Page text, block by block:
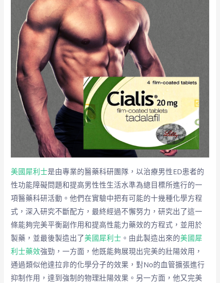
美國犀利士是由專業的醫藥科研團隊，以治療男性ED患者的
性功能障礙問題和提高男性性生活水準為總目標所進行的一
項醫藥科研活動。他們在實驗中把有可能的十幾種化學方程
式，深入研究不斷配方，最終經過不懈努力，研究出了這一
條能夠完美平衡副作用和提高性能力藥效的方程式，並用於
製藥，並最後製造出了美國犀利士 。由此製造出來的美國犀
利士藥效強勁，一方面，他既能夠展現出完美的壯陽效用，
通過類似他達拉非的化學分子的效果，對No的血管擴張進行
抑制作用，達到強制的物理壯陽效果。另一方面，他又完美